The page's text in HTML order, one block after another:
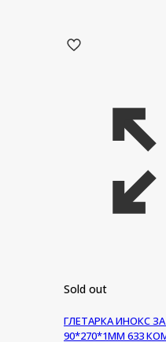
Sold out
ГЛЕТАРКА ИНОКС
90*270*1ММ 633